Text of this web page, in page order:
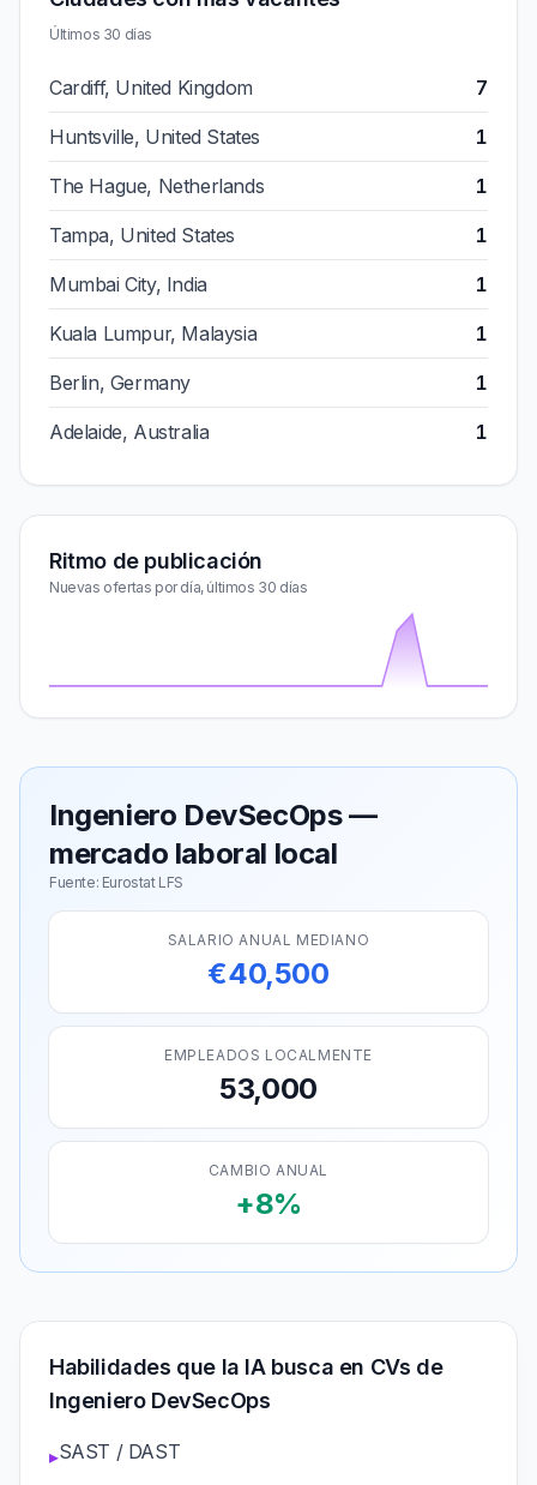
Últimos 30 días
Cardiff, United Kingdom 7
Huntsville, United States 1
The Hague, Netherlands 1
Tampa, United States 1
Mumbai City, India 1
Kuala Lumpur, Malaysia 1
Berlin, Germany 1
Adelaide, Australia 1
Ritmo de publicación
Nuevas ofertas por día, últimos 30 días
Ingeniero DevSecOps —
mercado laboral local
Fuente: Eurostat LFS
SALARIO ANUAL MEDIANO
€40,500
EMPLEADOS LOCALMENTE
53,000
CAMBIO ANUAL
+8%
Habilidades que la IA busca en CVs de
Ingeniero DevSecOps
▸SAST / DAST